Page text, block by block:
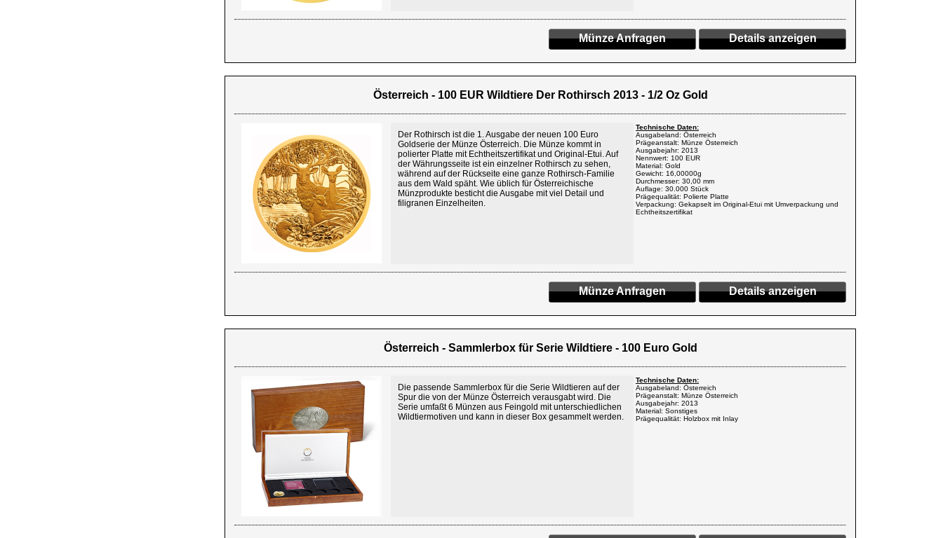
Details anzeigen
Münze Anfragen
Österreich - 100 EUR Wildtiere Der Rothirsch 2013 - 1/2 Oz Gold
Der Rothirsch ist die 1. Ausgabe der neuen 100 Euro
Goldserie der Münze Österreich. Die Münze kommt in
polierter Platte mit Echtheitszertifikat und Original-Etui. Auf
der Währungsseite ist ein einzelner Rothirsch zu sehen,
während auf der Rückseite eine ganze Rothirsch-Familie
aus dem Wald späht. Wie üblich für Österreichische
Münzprodukte besticht die Ausgabe mit viel Detail und
filigranen Einzelheiten.
Technische Daten:
Ausgabeland: Österreich
Prägeanstalt: Münze Österreich
Ausgabejahr: 2013
Nennwert: 100 EUR
Material: Gold
Gewicht: 16,00000g
Durchmesser: 30,00 mm
Auflage: 30.000 Stück
Prägequalität: Polierte Platte
Verpackung: Gekapselt im Original-Etui mit Umverpackung und
Echtheitszertifikat
Details anzeigen
Münze Anfragen
Österreich - Sammlerbox für Serie Wildtiere - 100 Euro Gold
Die passende Sammlerbox für die Serie Wildtieren auf der
Spur die von der Münze Österreich verausgabt wird. Die
Serie umfaßt 6 Münzen aus Feingold mit unterschiedlichen
Wildtiermotiven und kann in dieser Box gesammelt werden.
Technische Daten:
Ausgabeland: Österreich
Prägeanstalt: Münze Österreich
Ausgabejahr: 2013
Material: Sonstiges
Prägequalität: Holzbox mit Inlay